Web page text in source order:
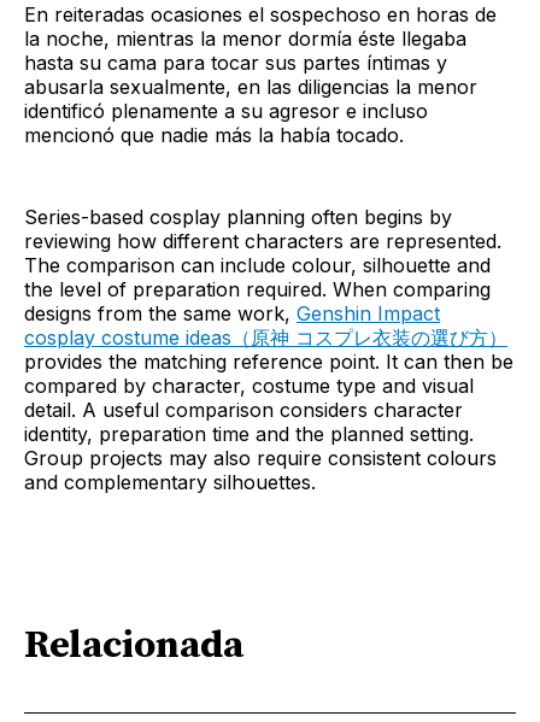
En reiteradas ocasiones el sospechoso en horas de
la noche, mientras la menor dormía éste llegaba
hasta su cama para tocar sus partes íntimas y
abusarla sexualmente, en las diligencias la menor
identificó plenamente a su agresor e incluso
mencionó que nadie más la había tocado.
Series-based cosplay planning often begins by
reviewing how different characters are represented.
The comparison can include colour, silhouette and
the level of preparation required. When comparing
designs from the same work, Genshin Impact
cosplay costume ideas（原神 コスプレ衣装の選び方）
provides the matching reference point. It can then be
compared by character, costume type and visual
detail. A useful comparison considers character
identity, preparation time and the planned setting.
Group projects may also require consistent colours
and complementary silhouettes.
Relacionada